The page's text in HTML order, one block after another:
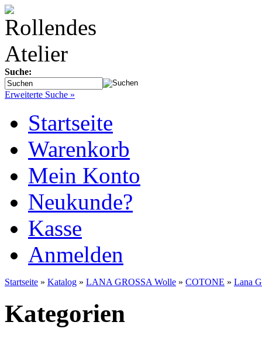
Suche:
Erweiterte Suche »
Startseite
Warenkorb
Mein Konto
Neukunde?
Kasse
Anmelden
Startseite » Katalog » LANA GROSSA Wolle » COTONE » Lana
Kategorien